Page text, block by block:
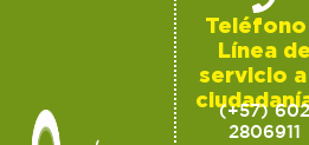
Línea de
servicio
(+57)
2806911